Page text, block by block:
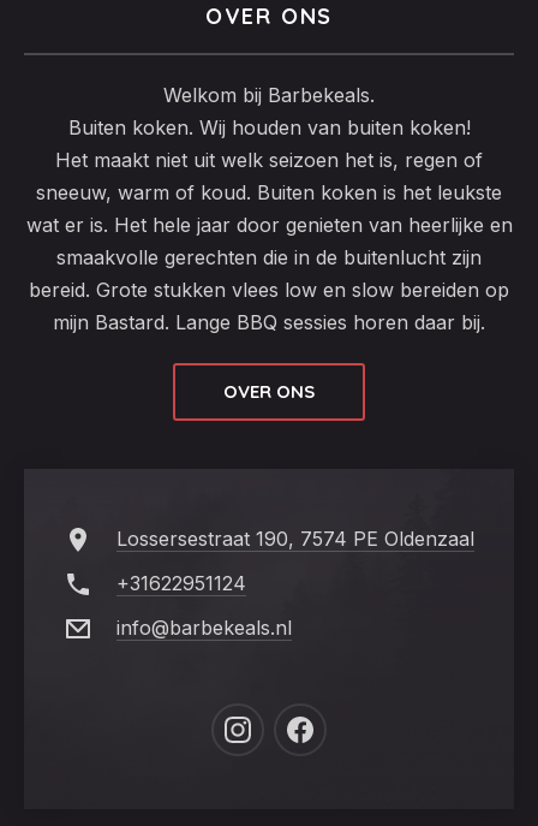
OVER ONS
Welkom bij Barbekeals.
Buiten koken. Wij houden van buiten koken!
Het maakt niet uit welk seizoen het is, regen of
sneeuw, warm of koud. Buiten koken is het leukste
wat er is. Het hele jaar door genieten van heerlijke en
smaakvolle gerechten die in de buitenlucht zijn
bereid. Grote stukken vlees low en slow bereiden op
mijn Bastard. Lange BBQ sessies horen daar bij.
OVER ONS
Lossersestraat 190, 7574 PE Oldenzaal
+31622951124
info@barbekeals.nl
New
New